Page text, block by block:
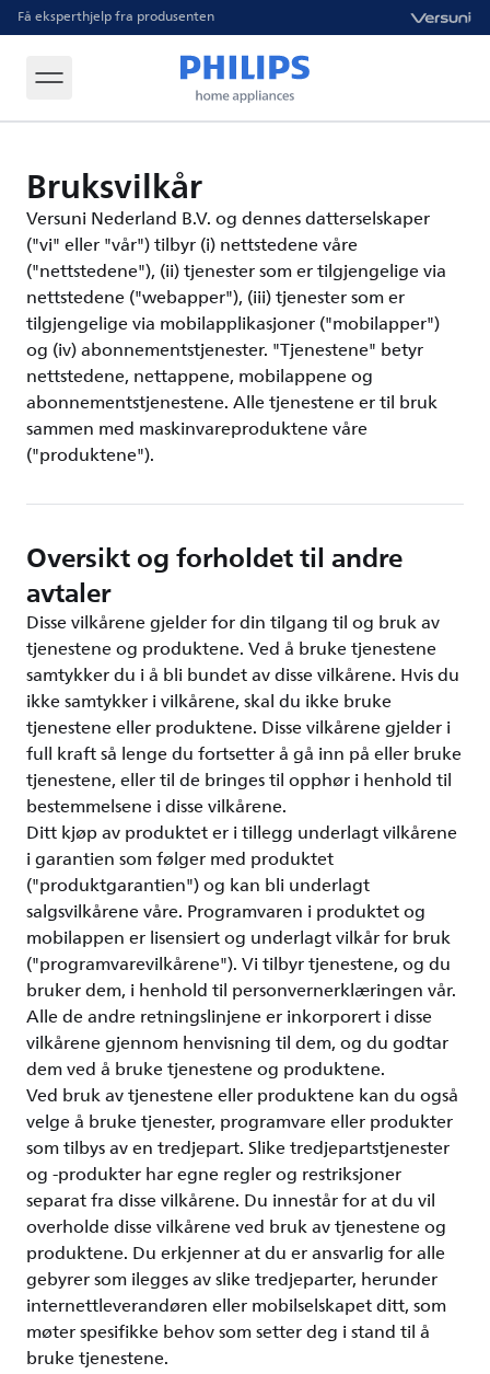
Få eksperthjelp fra produsenten
Bruksvilkår
Versuni Nederland B.V. og dennes datterselskaper
("vi" eller "vår") tilbyr (i) nettstedene våre
("nettstedene"), (ii) tjenester som er tilgjengelige via
nettstedene ("webapper"), (iii) tjenester som er
tilgjengelige via mobilapplikasjoner ("mobilapper")
og (iv) abonnementstjenester. "Tjenestene" betyr
nettstedene, nettappene, mobilappene og
abonnementstjenestene. Alle tjenestene er til bruk
sammen med maskinvareproduktene våre
("produktene").
Oversikt og forholdet til andre
avtaler
Disse vilkårene gjelder for din tilgang til og bruk av
tjenestene og produktene. Ved å bruke tjenestene
samtykker du i å bli bundet av disse vilkårene. Hvis du
ikke samtykker i vilkårene, skal du ikke bruke
tjenestene eller produktene. Disse vilkårene gjelder i
full kraft så lenge du fortsetter å gå inn på eller bruke
tjenestene, eller til de bringes til opphør i henhold til
bestemmelsene i disse vilkårene.
Ditt kjøp av produktet er i tillegg underlagt vilkårene
i garantien som følger med produktet
("produktgarantien") og kan bli underlagt
salgsvilkårene våre. Programvaren i produktet og
mobilappen er lisensiert og underlagt vilkår for bruk
("programvarevilkårene"). Vi tilbyr tjenestene, og du
bruker dem, i henhold til personvernerklæringen vår.
Alle de andre retningslinjene er inkorporert i disse
vilkårene gjennom henvisning til dem, og du godtar
dem ved å bruke tjenestene og produktene.
Ved bruk av tjenestene eller produktene kan du også
velge å bruke tjenester, programvare eller produkter
som tilbys av en tredjepart. Slike tredjepartstjenester
og -produkter har egne regler og restriksjoner
separat fra disse vilkårene. Du innestår for at du vil
overholde disse vilkårene ved bruk av tjenestene og
produktene. Du erkjenner at du er ansvarlig for alle
gebyrer som ilegges av slike tredjeparter, herunder
internettleverandøren eller mobilselskapet ditt, som
møter spesifikke behov som setter deg i stand til å
bruke tjenestene.